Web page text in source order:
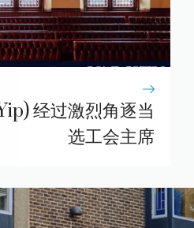
经过激烈角逐当
选工会主席